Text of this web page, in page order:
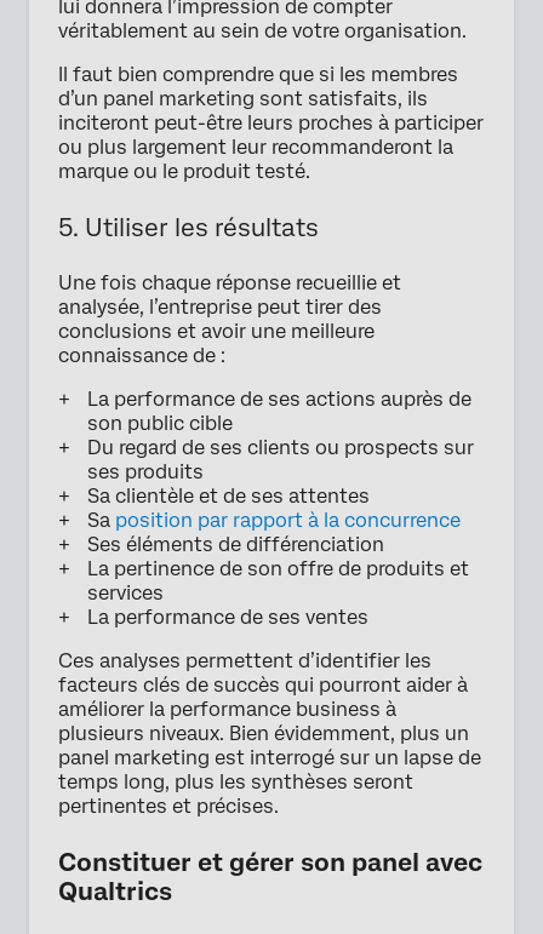
lui donnera l’impression de compter
véritablement au sein de votre organisation.
Il faut bien comprendre que si les membres
d’un panel marketing sont satisfaits, ils
inciteront peut-être leurs proches à participer
ou plus largement leur recommanderont la
marque ou le produit testé.
5. Utiliser les résultats
Une fois chaque réponse recueillie et
analysée, l’entreprise peut tirer des
conclusions et avoir une meilleure
connaissance de :
La performance de ses actions auprès de
son public cible
Du regard de ses clients ou prospects sur
ses produits
Sa clientèle et de ses attentes
Sa position par rapport à la concurrence
Ses éléments de différenciation
La pertinence de son offre de produits et
services
La performance de ses ventes
Ces analyses permettent d’identifier les
facteurs clés de succès qui pourront aider à
améliorer la performance business à
plusieurs niveaux. Bien évidemment, plus un
panel marketing est interrogé sur un lapse de
temps long, plus les synthèses seront
pertinentes et précises.
Constituer et gérer son panel avec
Qualtrics